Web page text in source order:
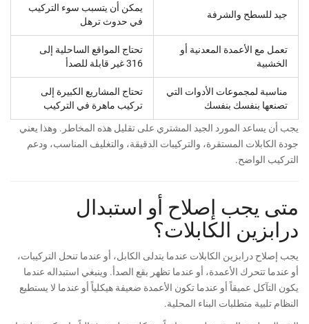
جيد للسطح والشرفة
يمكن أن يتسبب سوء التركيب
في حدوث ترهل
تعمل مع الأعمدة المعدنية أو
الخشبية
تحتاج المواقع الساحلية إلى
316 غير قابلة للصدأ
مناسبة لمجموعات الأدوات التي
تصنعها بنفسك بنفسك
تحتاج المشاريع الكبيرة إلى
تركيب ماهرة في التركيب
يجب أن يساعد المورد الجيد المشتري على تقليل هذه المخاطر. وهذا يعني
جودة الكابلات المستقرة، والتركيبات الدقيقة، والتغليف المناسب، ودعم
التركيب الواضح.
متى يجب إصلاح أو استبدال
درابزين الكابلات؟
يجب إصلاح درابزين الكابلات عندما يتدلى الكابل، أو عندما تنحل التركيبات،
أو عندما تتحرك الأعمدة، أو عندما تظهر بقع الصدأ. وينبغي استبداله عندما
يكون التآكل عميقاً أو عندما تكون الأعمدة ضعيفة هيكلياً أو عندما لا يستطيع
النظام تلبية متطلبات البناء المحلية.